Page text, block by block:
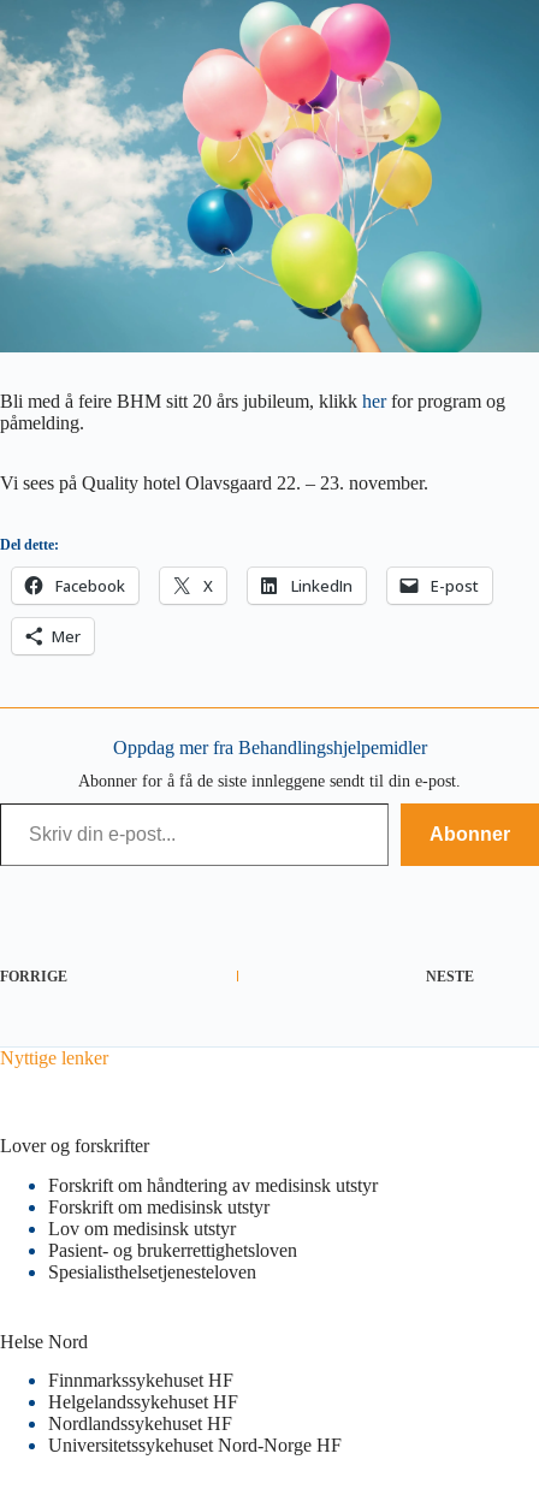
Bli med å feire BHM sitt 20 års jubileum, klikk herfor program og
påmelding.
Vi sees på Quality hotel Olavsgaard 22. – 23. november.
Del dette:
Facebook X LinkedIn E-post
Mer
Oppdag mer fra Behandlingshjelpemidler
Abonner for å få de siste innleggene sendt til din e-post.
Skriv din e-post...
Abonner
FORRIGE NESTE
Nyttige lenker
Lover og forskrifter
Forskrift om håndtering av medisinsk utstyr
Forskrift om medisinsk utstyr
Lov om medisinsk utstyr
Pasient- og brukerrettighetsloven
Spesialisthelsetjenesteloven
Helse Nord
Finnmarkssykehuset HF
Helgelandssykehuset HF
Nordlandssykehuset HF
Universitetssykehuset Nord-Norge HF